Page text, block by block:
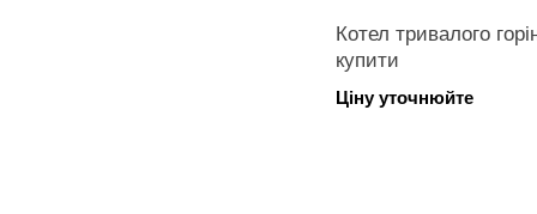
Котел тривалого
купити
Ціну уточнюйте